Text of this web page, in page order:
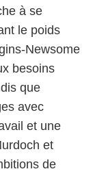
à se
le poids
Newsome
besoins
que
avec
et une
et
de